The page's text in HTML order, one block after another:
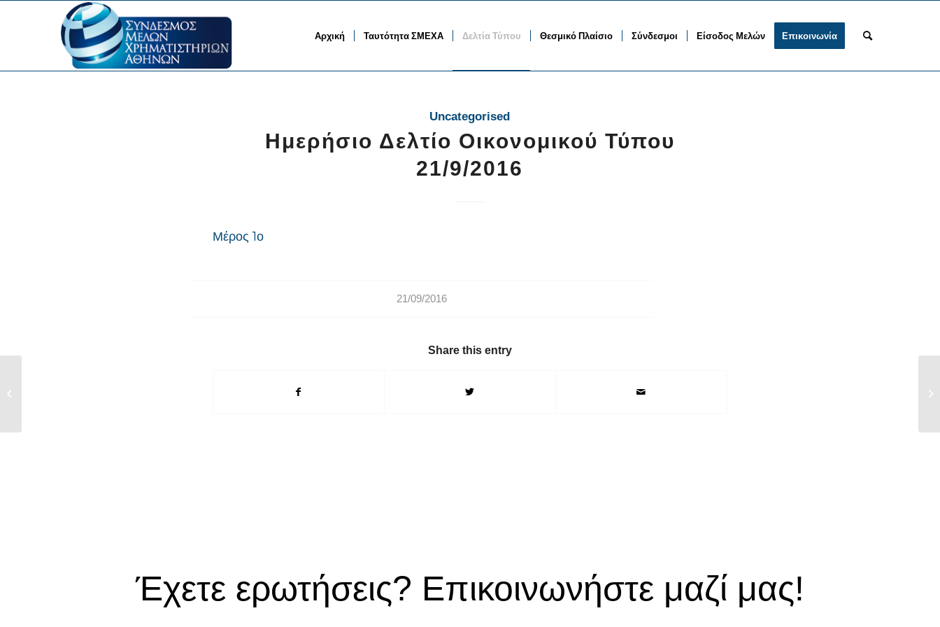
Αρχική Ταυτότητα ΣΜΕΧΑ Δελτία Τύπου Θεσμικό Πλαίσιο Σύνδεσμοι Είσοδος Μελών Επικοινωνία
Uncategorised
Ημερήσιο Δελτίο Οικονομικού Τύπου
21/9/2016
Μέρος 1ο
21/09/2016
Share this entry
Έχετε ερωτήσεις? Επικοινωνήστε μαζί μας!